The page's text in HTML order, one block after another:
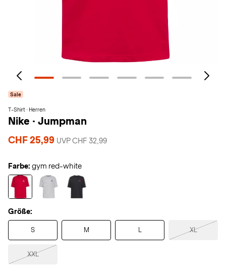
Sale
T-Shirt · Herren
Nike · Jumpman
CHF 25,99 UVP CHF 32,99
Farbe: gym red-white
Größe:
S M L XL
XXL